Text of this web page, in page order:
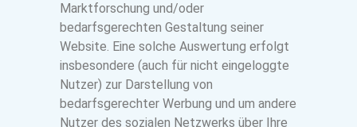
Marktforschung und/oder
bedarfsgerechten Gestaltung seiner
Website. Eine solche Auswertung erfolgt
insbesondere (auch für nicht eingeloggte
Nutzer) zur Darstellung von
bedarfsgerechter Werbung und um andere
Nutzer des sozialen Netzwerks über Ihre